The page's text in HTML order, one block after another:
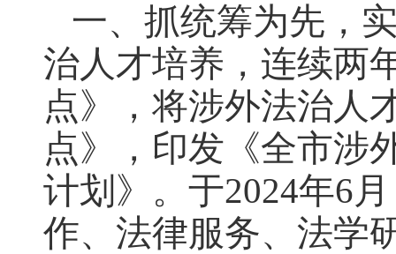
一、抓统筹为先，
治人才培养，连续两
点》，将涉外法治人
点》，印发《全市涉
计划》。于2024年6
作、法律服务、法学